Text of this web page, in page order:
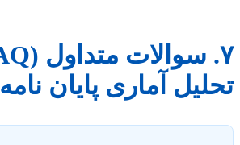
تحلیل آماری پایان نامه